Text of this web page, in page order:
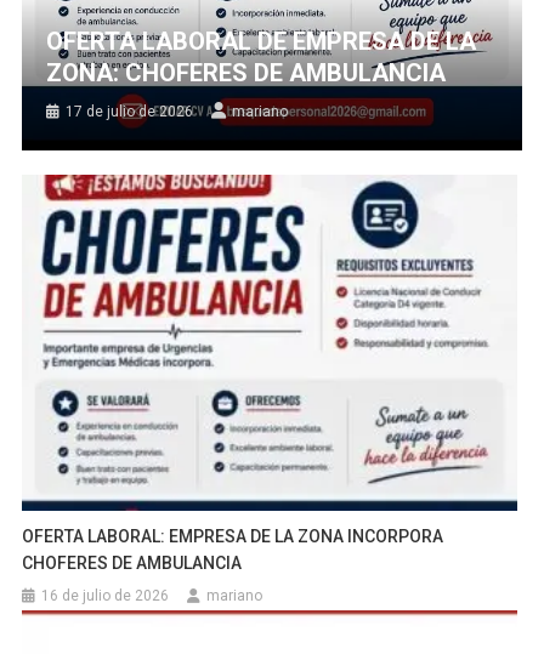
OFERTA LABORAL DE EMPRESA DE LA
ZONA: CHOFERES DE AMBULANCIA
17 de julio de 2026 mariano
OFERTA LABORAL: EMPRESA DE LA ZONA INCORPORA
CHOFERES DE AMBULANCIA
16 de julio de 2026 mariano